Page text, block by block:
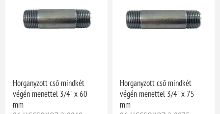
Horganyzott cső mindkét
végén menettel 3/4" x 60
mm
Horganyzott cső mindkét
végén menettel 3/4" x 75
mm